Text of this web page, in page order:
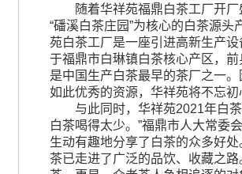
随着华祥苑福鼎白茶工厂开
“磻溪白茶庄园”为核心的白茶源
苑白茶工厂是一座引进高新生产
于福鼎市白琳镇白茶核心产区，
是中国生产白茶最早的茶厂之一
如此优秀的资源，华祥苑将不忘初
与此同时，华祥苑2021年白
白茶喝得太少。”福鼎市人大常委
生动有趣地分享了白茶的众多好
茶已走进了广泛的品饮、收藏之